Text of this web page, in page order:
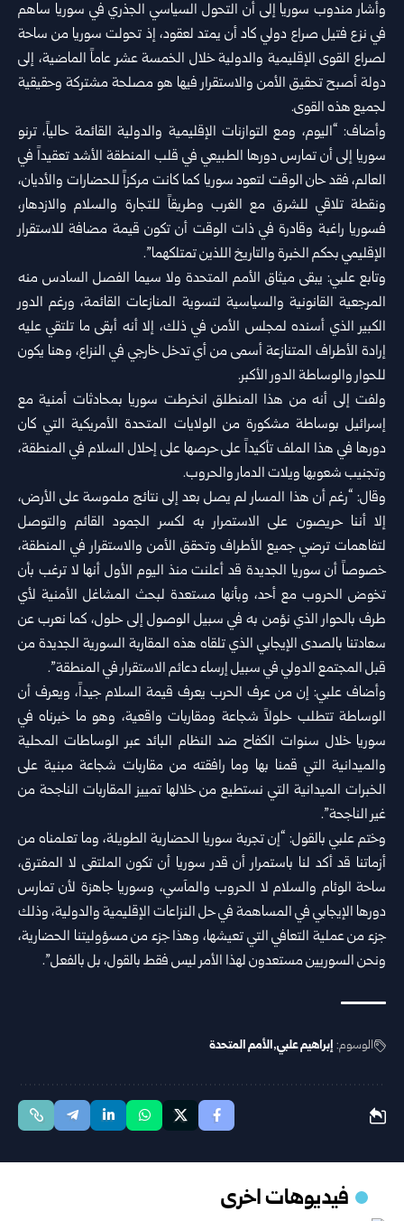
وأشار مندوب سوريا إلى أن التحول السياسي الجذري في سوريا ساهم
في نزع فتيل ‌‏صراع دولي كاد أن يمتد لعقود، إذ تحولت سوريا من ساحة
لصراع القوى الإقليمية ‌‏والدولية خلال الخمسة عشر عاماً الماضية، إلى
دولة أصبح تحقيق الأمن والاستقرار ‏فيها ‏هو مصلحة مشتركة وحقيقية
لجميع هذه القوى.‏
وأضاف: “اليوم، ومع التوازنات الإقليمية والدولية القائمة حالياً، ترنو
سوريا إلى أن ‌‏تمارس دورها الطبيعي في قلب المنطقة الأشد تعقيداً في
العالم، فقد حان الوقت لتعود ‌‏سوريا كما كانت مركزاً للحضارات والأديان،
ونقطة تلاقي للشرق مع الغرب وطريقاً ‌‏للتجارة والسلام والازدهار،
فسوريا راغبة وقادرة في ذات الوقت أن تكون قيمة مضافة ‌‏للاستقرار
الإقليمي بحكم الخبرة والتاريخ اللذين تمتلكهما”.‏
وتابع علبي: يبقى ميثاق الأمم المتحدة ولا سيما الفصل السادس منه
المرجعية القانونية ‌‏والسياسية ‏لتسوية المنازعات القائمة، ورغم الدور
الكبير الذي أسنده لمجلس الأمن في ‌‏ذلك، إلا أنه ‏أبقى ما تلتقي عليه
إرادة الأطراف المتنازعة أسمى من أي تدخل خارجي في ‌‏النزاع، ‏وهنا يكون
للحوار والوساطة الدور الأكبر. ‏
ولفت إلى أنه من هذا المنطلق انخرطت سوريا بمحادثات أمنية مع
إسرائيل بوساطة ‌‏مشكورة من الولايات المتحدة الأمريكية التي كان
دورها في هذا الملف تأكيداً على ‌‏حرصها على إحلال السلام في المنطقة،
وتجنيب شعوبها ويلات الدمار والحروب.‏
وقال: “رغم أن هذا المسار لم يصل بعد إلى نتائج ملموسة على الأرض،
إلا أننا ‌‏حريصون على الاستمرار به لكسر الجمود القائم والتوصل
لتفاهمات ترضي جميع ‌‏الأطراف وتحقق الأمن والاستقرار في المنطقة،
خصوصاً أن سوريا الجديدة قد أعلنت ‌‏منذ اليوم الأول أنها لا ترغب بأن
تخوض الحروب مع أحد، وبأنها مستعدة لبحث ‌‏المشاغل الأمنية لأي
طرف بالحوار الذي نؤمن به في سبيل الوصول إلى حلول، كما ‌‏نعرب عن
سعادتنا بالصدى الإيجابي الذي تلقاه هذه المقاربة السورية الجديدة من
قبل ‌‏المجتمع الدولي في سبيل إرساء دعائم الاستقرار في المنطقة”.‏
وأضاف علبي: إن من عرف الحرب يعرف قيمة السلام جيداً، ويعرف أن
الوساطة ‌‏تتطلب حلولاً شجاعة ومقاربات واقعية، وهو ما خبرناه في
سوريا خلال سنوات الكفاح ‌‏ضد النظام البائد عبر الوساطات المحلية
والميدانية التي قمنا بها وما رافقته من مقاربات ‌‏شجاعة مبنية على
الخبرات الميدانية التي نستطيع من خلالها تمييز المقاربات الناجحة من
‌‏غير الناجحة”.‏
وختم علبي بالقول: “إن تجربة سوريا الحضارية الطويلة، وما تعلمناه من
أزماتنا قد أكد ‌‏لنا باستمرار أن قدر سوريا أن تكون الملتقى لا المفترق،
ساحة الوئام والسلام لا ‏الحروب ‏والمآسي، وسوريا جاهزة لأن تمارس
دورها الإيجابي في المساهمة في حل ‏النزاعات ‏الإقليمية والدولية، وذلك
جزء من عملية التعافي التي تعيشها، وهذا جزء من ‏مسؤوليتنا ‏الحضارية،
ونحن السوريين مستعدون لهذا الأمر ليس فقط بالقول، بل ‏بالفعل”.‏
الوسوم: إبراهيم علبي الأمم المتحدة
فيديوهات اخرى